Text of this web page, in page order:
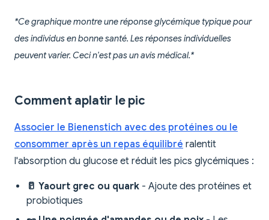
*Ce graphique montre une réponse glycémique typique pour
des individus en bonne santé. Les réponses individuelles
peuvent varier. Ceci n'est pas un avis médical.*
Comment aplatir le pic
Associer le Bienenstich avec des protéines ou le
consommer après un repas équilibré ralentit
l'absorption du glucose et réduit les pics glycémiques :
🥛 Yaourt grec ou quark - Ajoute des protéines et
probiotiques